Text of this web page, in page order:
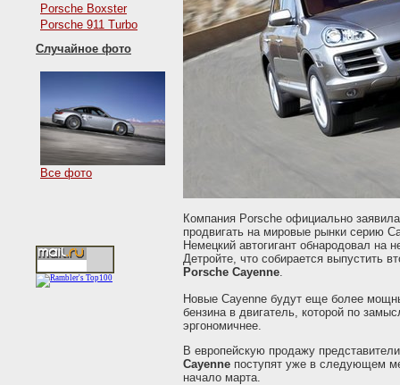
Porsche Boxster
Porsche 911 Turbo
Случайное фото
Все фото
Компания Porsche официально
продвигать на мировые рынки серию
Немецкий автогигант обнародовал
Детройте, что собирается выпустить
Porsche Cayenne.
Новые Cayenne будут еще более
бензина в двигатель, которой по
эргономичнее.
В европейскую продажу
Cayenne поступят уже в следующем
начало марта.